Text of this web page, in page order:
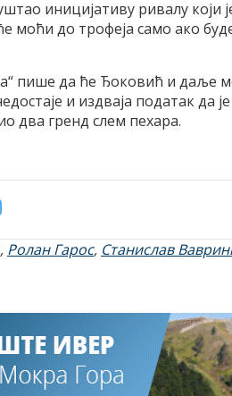
иницијативу ривалу који
моћи до трофеја само ако
пише да ће Ђоковић и даље
и издваја податак да
два гренд слем пехара.
, Ролан Гарос, Станислав